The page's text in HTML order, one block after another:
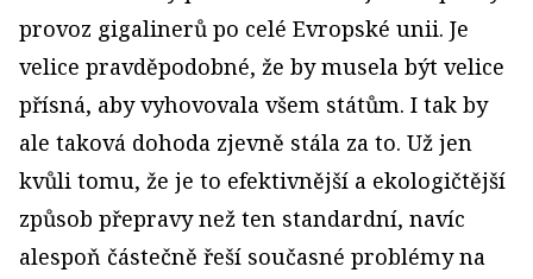
provoz gigalinerů po celé Evropské unii. Je
velice pravděpodobné, že by musela být velice
přísná, aby vyhovovala všem státům. I tak by
ale taková dohoda zjevně stála za to. Už jen
kvůli tomu, že je to efektivnější a ekologičtější
způsob přepravy než ten standardní, navíc
alespoň částečně řeší současné problémy na